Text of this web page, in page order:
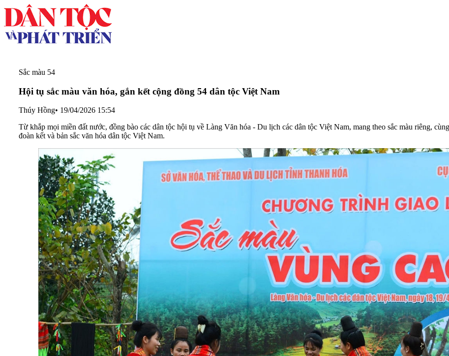
Sắc màu 54
Hội tụ sắc màu văn hóa, gắn kết cộng đồng 54 dân tộc Việt Nam
Thúy Hồng• 19/04/2026 15:54
Từ khắp mọi miền đất nước, đồng bào các dân tộc hội tụ về Làng Văn hóa - Du lịch các dân tộc Việt Nam, mang theo sắc màu riêng,
đoàn kết và bản sắc văn hóa dân tộc Việt Nam.